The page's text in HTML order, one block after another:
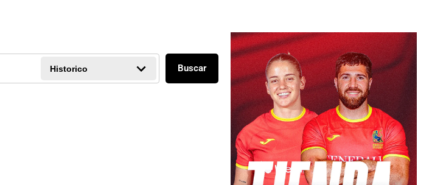
Historico Buscar